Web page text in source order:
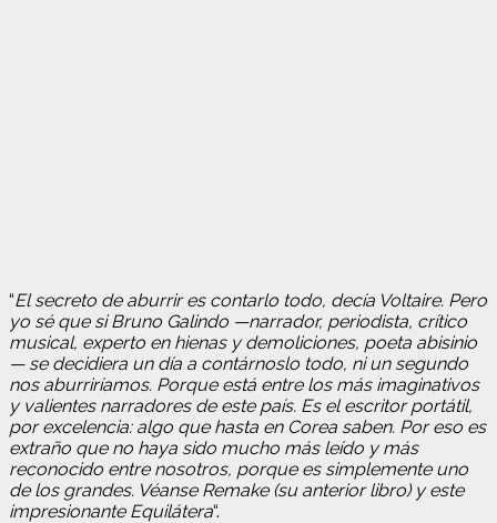
“El secreto de aburrir es contarlo todo, decía Voltaire. Pero
yo sé que si Bruno Galindo —narrador, periodista, crítico
musical, experto en hienas y demoliciones, poeta abisinio
— se decidiera un día a contárnoslo todo, ni un segundo
nos aburriríamos. Porque está entre los más imaginativos
y valientes narradores de este país. Es el escritor portátil,
por excelencia: algo que hasta en Corea saben. Por eso es
extraño que no haya sido mucho más leído y más
reconocido entre nosotros, porque es simplemente uno
de los grandes. Véanse Remake (su anterior libro) y este
impresionante Equilátera“.